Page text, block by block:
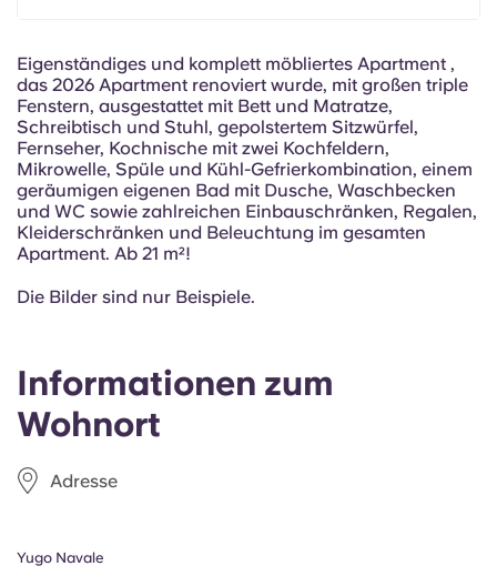
Portuguese
Informationen zum
Wohnort
Adresse
Yugo Navale
Eigenständiges und komplett möbliertes Apartment ,
das 2026 Apartment renoviert wurde, mit großen triple
Fenstern, ausgestattet mit Bett und Matratze,
Schreibtisch und Stuhl, gepolstertem Sitzwürfel,
Fernseher, Kochnische mit zwei Kochfeldern,
Mikrowelle, Spüle und Kühl-Gefrierkombination, einem
geräumigen eigenen Bad mit Dusche, Waschbecken
und WC sowie zahlreichen Einbauschränken, Regalen,
Kleiderschränken und Beleuchtung im gesamten
Apartment. Ab 21 m²!
Die Bilder sind nur Beispiele.